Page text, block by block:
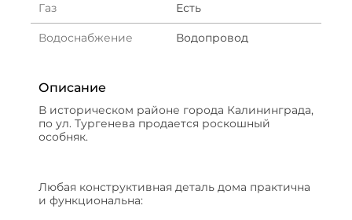
Газ Есть
Водоснабжение Водопровод
Описание
В историческом районе города Калининграда,
по ул. Тургенева продается роскошный
особняк.
Любая конструктивная деталь дома практична
и функциональна: